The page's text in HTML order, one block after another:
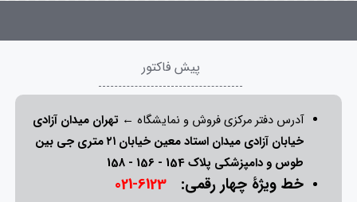
پیش فاکتور
آدرس دفتر مرکزی فروش و نمایشگاه ← تهران میدان آزادی
خیابان آزادی میدان استاد معین خیابان ۲۱ متری جی بین
طوس و دامپزشکی پلاک 154 - 156 - 158
خط ویژۀ چهار رقمی:6123-021